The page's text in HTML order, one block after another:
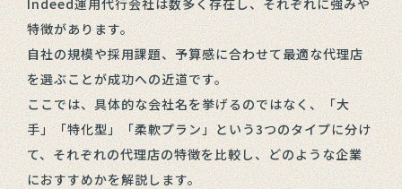
特徴があります。
自社の規模や採用課題、予算感に合わせて最適な代理店
を選ぶことが成功への近道です。
ここでは、具体的な会社名を挙げるのではなく、「大
手」「特化型」「柔軟プラン」という3つのタイプに分け
て、それぞれの代理店の特徴を比較し、どのような企業
におすすめかを解説します。